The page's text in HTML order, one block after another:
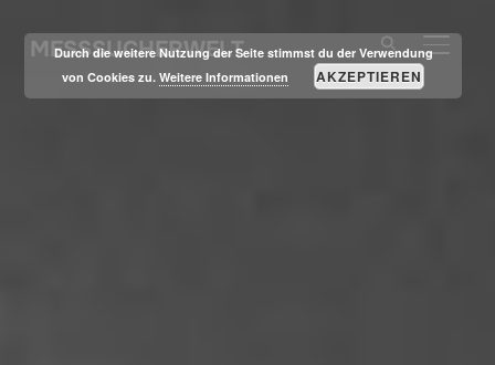
MESSSUCHERWELT
Durch die weitere Nutzung der Seite stimmst du der Verwendung
von Cookies zu.Weitere Informationen AKZEPTIEREN